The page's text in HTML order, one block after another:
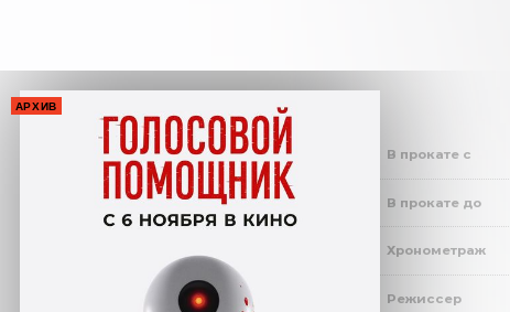
АРХИВ
В прокате с
В прокате до
Хронометраж
Режиссер